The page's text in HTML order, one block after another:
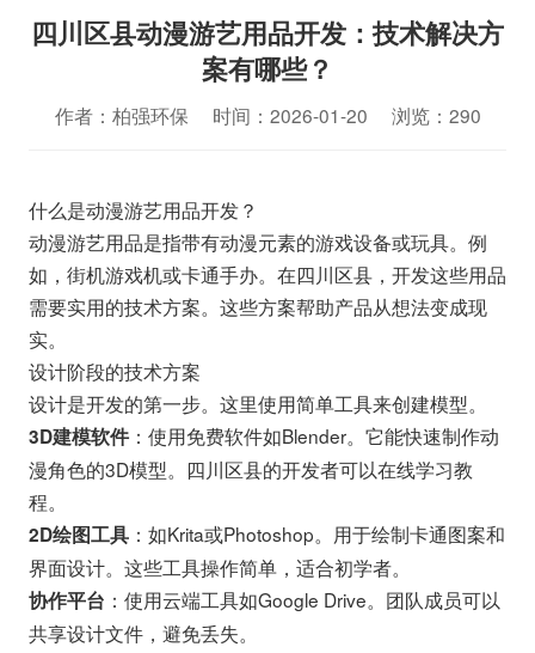
四川区县动漫游艺用品开发：技术解决方
案有哪些？
作者：柏强环保 时间：2026-01-20 浏览：290
什么是动漫游艺用品开发？
动漫游艺用品是指带有动漫元素的游戏设备或玩具。例
如，街机游戏机或卡通手办。在四川区县，开发这些用品
需要实用的技术方案。这些方案帮助产品从想法变成现
实。
设计阶段的技术方案
设计是开发的第一步。这里使用简单工具来创建模型。
3D建模软件：使用免费软件如Blender。它能快速制作动
漫角色的3D模型。四川区县的开发者可以在线学习教
程。
2D绘图工具：如Krita或Photoshop。用于绘制卡通图案和
界面设计。这些工具操作简单，适合初学者。
协作平台 ：使用云端工具如Google Drive。团队成员可以
共享设计文件，避免丢失。